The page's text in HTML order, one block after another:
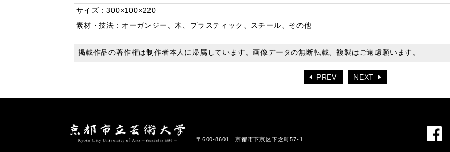
サイズ：300×100×220
素材・技法：オーガンジー、木、プラスティック、スチール、その他
掲載作品の著作権は制作者本人に帰属しています。画像データの無断転載、複製はご遠慮願います。
PREV NEXT
〒600-8601 京都市下京区下之町57-1